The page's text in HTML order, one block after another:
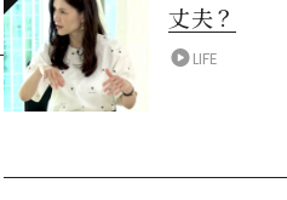
丈夫？
LIFE